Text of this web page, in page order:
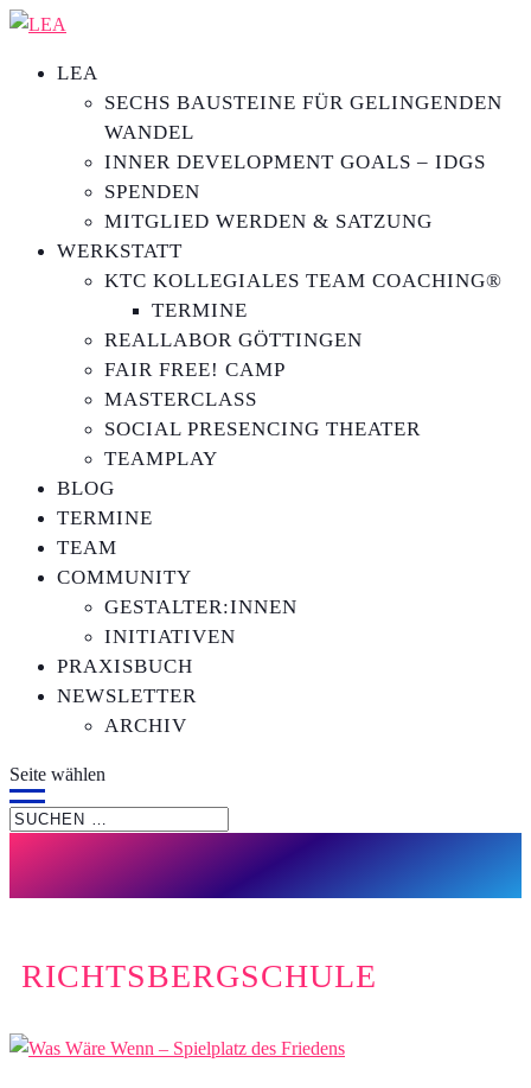
LEA
SECHS BAUSTEINE FÜR GELINGENDEN
WANDEL
INNER DEVELOPMENT GOALS – IDGS
SPENDEN
MITGLIED WERDEN & SATZUNG
WERKSTATT
KTC KOLLEGIALES TEAM COACHING®
TERMINE
REALLABOR GÖTTINGEN
FAIR FREE! CAMP
MASTERCLASS
SOCIAL PRESENCING THEATER
TEAMPLAY
BLOG
TERMINE
TEAM
COMMUNITY
GESTALTER:INNEN
INITIATIVEN
PRAXISBUCH
NEWSLETTER
ARCHIV
Seite wählen
RICHTSBERGSCHULE